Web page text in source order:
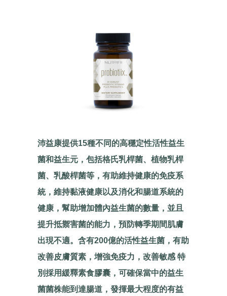
沛益康提供15種不同的高穩定性活性益生
菌和益生元，包括格氏乳桿菌、植物乳桿
菌、乳酸桿菌等，有助維持健康的免疫系
統，維持黏液健康以及消化和腸道系統的
健康，幫助增加體內益生菌的數量，並且
提升抵禦害菌的能力，預防轉季期間肌膚
出現不適。含有200億的活性益生菌，有助
改善皮膚質素，增強免疫力，改善敏感 特
別採用緩釋素食膠囊，可確保當中的益生
菌菌株能到達腸道，發揮最大程度的有益